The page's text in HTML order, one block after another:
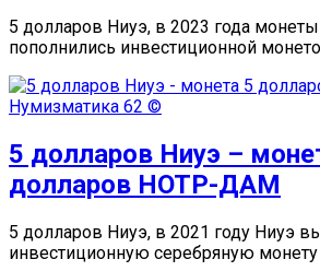
5 долларов Ниуэ, в 2023 года
пополнились инвестиционной
Нумизматика 62 ©
5 долларов Ниуэ –
долларов НОТР-ДАМ
5 долларов Ниуэ, в 2021 году Ниуэ
инвестиционную серебряную